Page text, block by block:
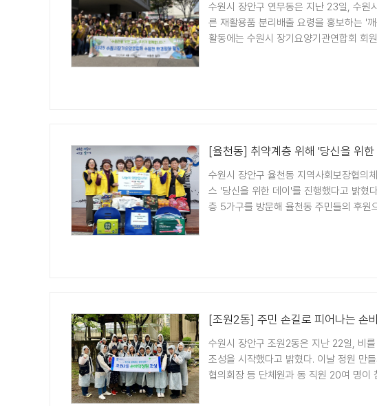
수원시 장안구 연무동은 지난 23일, 수원
른 재활용품 분리배출 요령을 홍보하는 '
활동에는 수원시 장기요양기관연합회 회
[율천동] 취약계층 위해 '당신을 위한
수원시 장안구 율천동 지역사회보장협의
스 '당신을 위한 데이'를 진행했다고 밝혔
층 5가구를 방문해 율천동 주민들의 후원
[조원2동] 주민 손길로 피어나는 손
수원시 장안구 조원2동은 지난 22일, 비
조성을 시작했다고 밝혔다. 이날 정원 만
협의회장 등 단체원과 동 직원 20여 명이